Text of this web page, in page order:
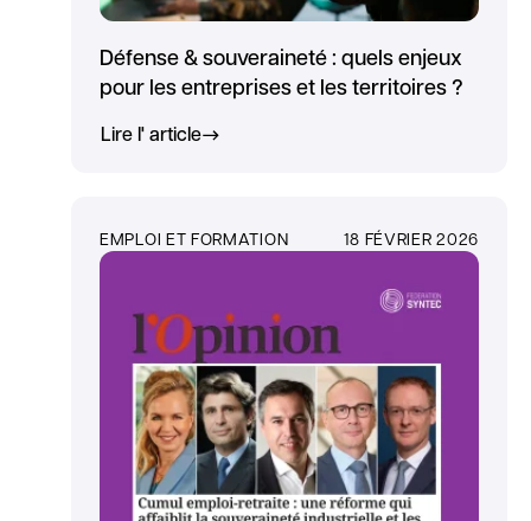
Défense & souveraineté : quels enjeux
pour les entreprises et les territoires ?
Lire l' article
EMPLOI ET FORMATION 18 FÉVRIER 2026